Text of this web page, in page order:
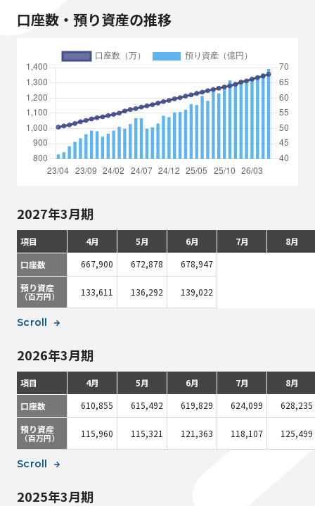
口座数・預り資産の推移
2027年3月期
項目 4月 5月 6月 7月
8月
口座数
667,900 672,878
678,947
預り資産
（百万円） 133,611 136,292 139,022
Scroll
2026年3月期
項目 4月 5月 6月 7月
8月
口座数
610,855 615,492 619,829 624,099
628,235
預り資産
（百万円） 115,960 115,321 121,363 118,107 125,499
Scroll
2025年3月期